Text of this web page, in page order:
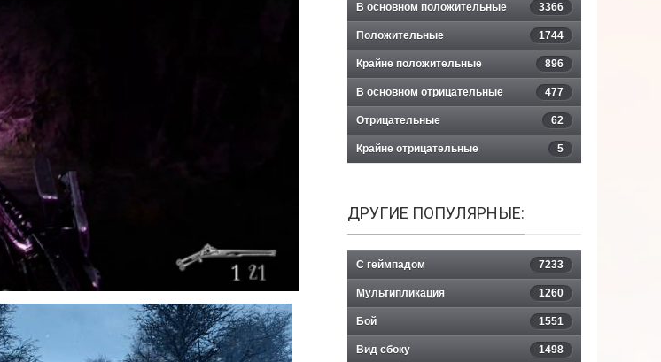
В основном положительные 3366
Положительные 1744
Крайне положительные 896
В основном отрицательные 477
Отрицательные 62
Крайне отрицательные 5
ДРУГИЕ ПОПУЛЯРНЫЕ:
С геймпадом 7233
Мультипликация 1260
Бой 1551
Вид сбоку 1498